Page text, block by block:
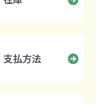
支払方法